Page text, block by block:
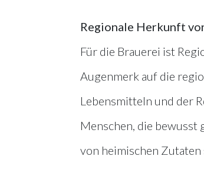
Regionale Herkunft
Für die Brauerei ist
Augenmerk auf die
Lebensmitteln und der
Menschen, die
von heimischen